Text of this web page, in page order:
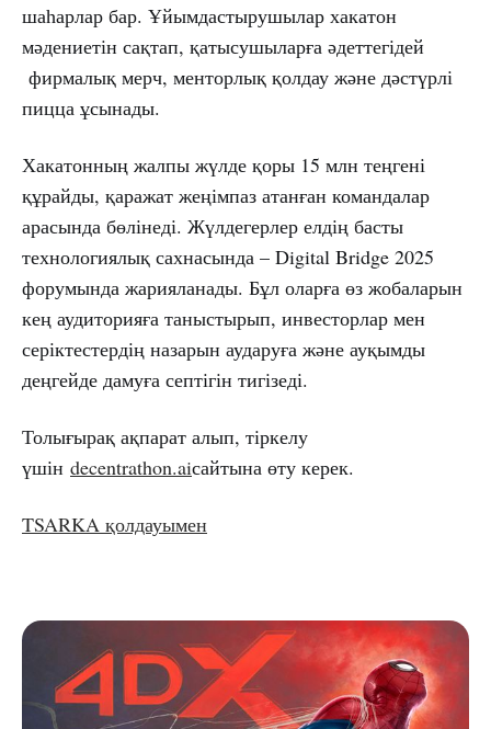
шаһарлар бар. Ұйымдастырушылар хакатон
мәдениетін сақтап, қатысушыларға әдеттегідей
фирмалық мерч, менторлық қолдау және дәстүрлі
пицца ұсынады.
Хакатонның жалпы жүлде қоры 15 млн теңгені
құрайды, қаражат жеңімпаз атанған командалар
арасында бөлінеді. Жүлдегерлер елдің басты
технологиялық сахнасында – Digital Bridge 2025
форумында жарияланады. Бұл оларға өз жобаларын
кең аудиторияға таныстырып, инвесторлар мен
серіктестердің назарын аударуға және ауқымды
деңгейде дамуға септігін тигізеді.
Толығырақ ақпарат алып, тіркелу
үшін decentrathon.aiсайтына өту керек.
TSARKA қолдауымен